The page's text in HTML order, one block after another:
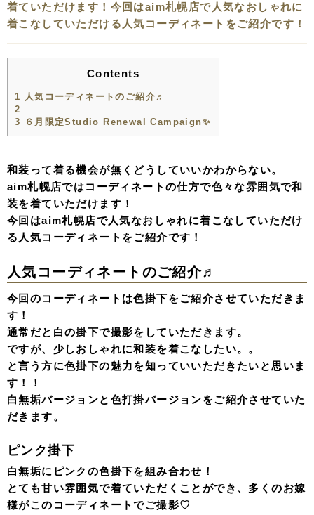
着ていただけます！今回はaim札幌店で人気なおしゃれに
着こなしていただける人気コーディネートをご紹介です！
Contents
1 人気コーディネートのご紹介♬
2
3 ６月限定Studio Renewal Campaign✨
和装って着る機会が無くどうしていいかわからない。
aim札幌店ではコーディネートの仕方で色々な雰囲気で和
装を着ていただけます！
今回はaim札幌店で人気なおしゃれに着こなしていただけ
る人気コーディネートをご紹介です！
人気コーディネートのご紹介♬
今回のコーディネートは色掛下をご紹介させていただきま
す！
通常だと白の掛下で撮影をしていただきます。
ですが、少しおしゃれに和装を着こなしたい。。
と言う方に色掛下の魅力を知っていいただきたいと思いま
す！！
白無垢バージョンと色打掛バージョンをご紹介させていた
だきます。
ピンク掛下
白無垢にピンクの色掛下を組み合わせ！
とても甘い雰囲気で着ていただくことができ、多くのお嫁
様がこのコーディネートでご撮影♡